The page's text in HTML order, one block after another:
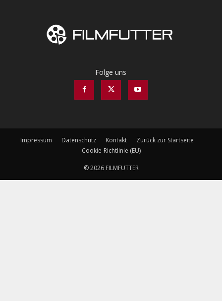
Folge uns
Impressum Datenschutz Kontakt
Zurück zur Startseite
Cookie-Richtlinie (EU)
© 2026 FILMFUTTER